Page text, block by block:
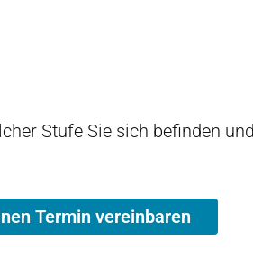
Stufe Sie sich befinden
Termin vereinbaren